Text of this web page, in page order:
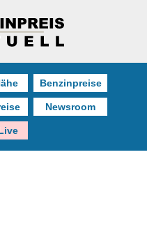
Benzinpreise
Newsroom